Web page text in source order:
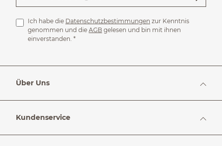
Ich habe die Datenschutzbestimmungen zur Kenntnis
genommen und die AGB gelesen und bin mit ihnen
einverstanden. *
Über Uns
Kundenservice